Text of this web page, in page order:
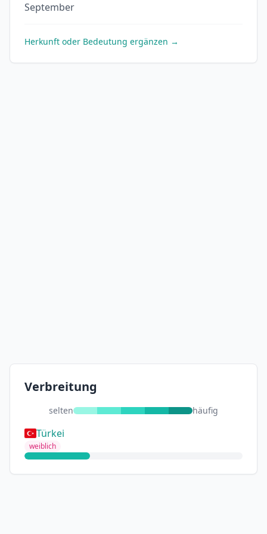
September
Herkunft oder Bedeutung ergänzen →
Verbreitung
selten häufig
Türkei
weiblich